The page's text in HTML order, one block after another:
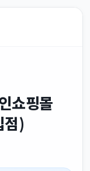
쇼핑몰
점)